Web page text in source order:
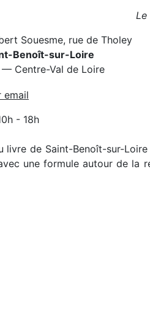
Le
Souesme, rue de Tholey
Benoît-sur-Loire
Centre-Val de Loire
email
- 18h
livre de Saint-Benoît-sur-
une formule autour de la